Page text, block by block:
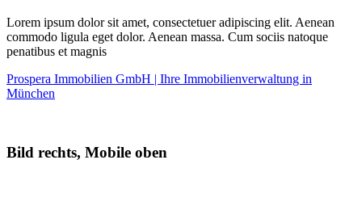
Lorem ipsum dolor sit amet, consectetuer adipiscing elit. Aenean
commodo ligula eget dolor. Aenean massa. Cum sociis natoque
penatibus et magnis
Prospera Immobilien GmbH | Ihre Immobilienverwaltung in
München
Bild rechts, Mobile oben